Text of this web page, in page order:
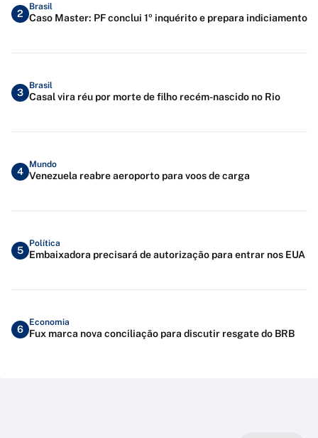
2
Brasil
Caso Master: PF conclui 1º inquérito e prepara indiciamento
3
Brasil
Casal vira réu por morte de filho recém-nascido no Rio
4
Mundo
Venezuela reabre aeroporto para voos de carga
5
Política
Embaixadora precisará de autorização para entrar nos EUA
6
Economia
Fux marca nova conciliação para discutir resgate do BRB